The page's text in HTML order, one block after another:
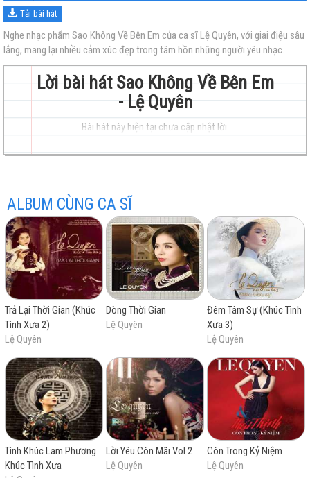
Nghe
hay
nhất
Sao Không Về Bên Em
Tải bài hát
Nghe nhạc phẩm Sao Không Về Bên Em của ca sĩ Lệ Quyên, với giai điệu sâu
lắng, mang lại nhiều cảm xúc đẹp trong tâm hồn những người yêu nhạc.
Lời bài hát Sao Không Về Bên Em
- Lệ Quyên
Bài hát này hiện tại chưa cập nhật lời.
ALBUM CÙNG CA SĨ
Trả Lại Thời Gian (Khúc
Tình Xưa 2)
Lệ Quyên
Dòng Thời Gian
Lệ Quyên
Đêm Tâm Sự (Khúc Tình
Xưa 3)
Lệ Quyên
Tình Khúc Lam Phương
Khúc Tình Xưa
Lời Yêu Còn Mãi Vol 2
Lệ Quyên
Còn Trong Kỷ Niệm
Lệ Quyên